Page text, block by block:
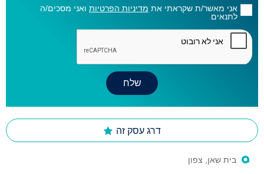
אני מאשר/ת שקראתי את מדיניות הפרטיות ואני מסכים/ה
לתנאים
דרג עסק זה
בית שאן, צפון